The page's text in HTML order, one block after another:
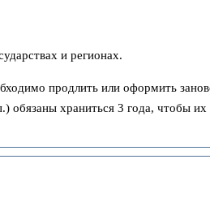
и регионах.
продлить или оформить
храниться 3 года, чтобы